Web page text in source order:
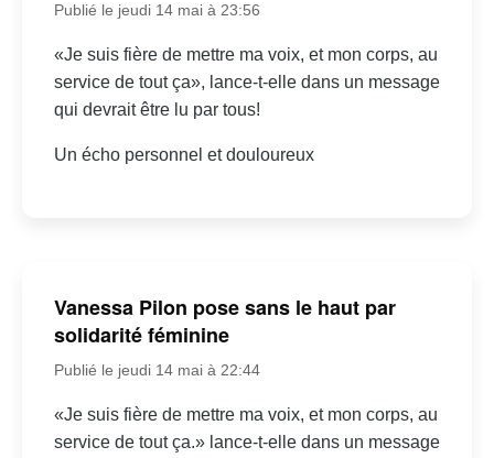
Publié le jeudi 14 mai à 23:56
«Je suis fière de mettre ma voix, et mon corps, au
service de tout ça», lance-t-elle dans un message
qui devrait être lu par tous!
Un écho personnel et douloureux
Vanessa Pilon pose sans le haut par
solidarité féminine
Publié le jeudi 14 mai à 22:44
«Je suis fière de mettre ma voix, et mon corps, au
service de tout ça.» lance-t-elle dans un message